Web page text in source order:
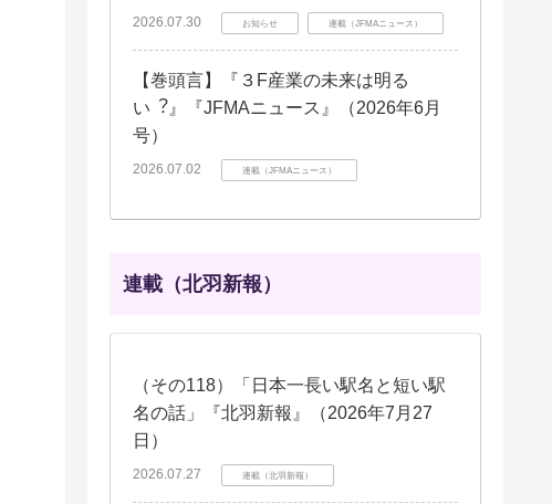
2026.07.30 お知らせ 連載（JFMAニュース）
【巻頭言】『３F産業の未来は明る
い︖』『JFMAニュース』（2026年6月
号）
2026.07.02 連載（JFMAニュース）
連載（北羽新報）
（その118）「日本一長い駅名と短い駅
名の話」『北羽新報』（2026年7月27
日）
2026.07.27 連載（北羽新報）